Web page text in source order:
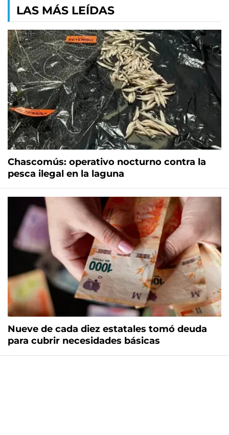
LAS MÁS LEÍDAS
Chascomús: operativo nocturno contra la
pesca ilegal en la laguna
Nueve de cada diez estatales tomó deuda
para cubrir necesidades básicas